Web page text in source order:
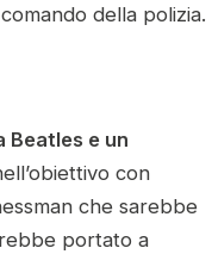
della polizia.
Beatles e un
con
che sarebbe
portato a